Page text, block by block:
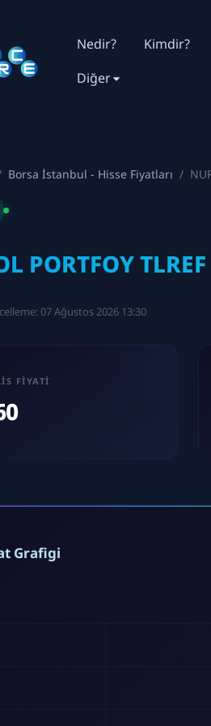
Nedir? Kimdir?
Diğer
Borsa İstanbul - Hisse Fiyatları
PORTFOY
07 Ağustos 2026 13:30
FIYATI
Grafigi